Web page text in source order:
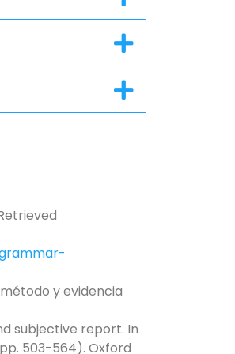
y evidencia
subjective report. In
503-564). Oxford